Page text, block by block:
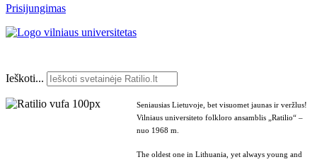
Prisijungimas
Ieškoti...
Seniausias Lietuvoje, bet visuomet jaunas ir veržlus!
Vilniaus universiteto folkloro ansamblis „Ratilio“ –
nuo 1968 m.
The oldest one in Lithuania, yet always young and